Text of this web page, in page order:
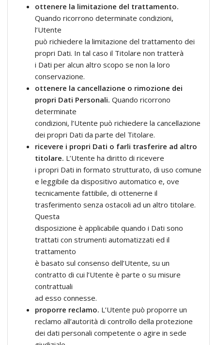
ottenere la limitazione del trattamento.
Quando ricorrono determinate condizioni,
l’Utente
può richiedere la limitazione del trattamento dei
propri Dati. In tal caso il Titolare non tratterà
i Dati per alcun altro scopo se non la loro
conservazione.
ottenere la cancellazione o rimozione dei
propri Dati Personali. Quando ricorrono
determinate
condizioni, l’Utente può richiedere la cancellazione
dei propri Dati da parte del Titolare.
ricevere i propri Dati o farli trasferire ad altro
titolare. L’Utente ha diritto di ricevere
i propri Dati in formato strutturato, di uso comune
e leggibile da dispositivo automatico e, ove
tecnicamente fattibile, di ottenerne il
trasferimento senza ostacoli ad un altro titolare.
Questa
disposizione è applicabile quando i Dati sono
trattati con strumenti automatizzati ed il
trattamento
è basato sul consenso dell’Utente, su un
contratto di cui l’Utente è parte o su misure
contrattuali
ad esso connesse.
proporre reclamo. L’Utente può proporre un
reclamo all’autorità di controllo della protezione
dei dati personali competente o agire in sede